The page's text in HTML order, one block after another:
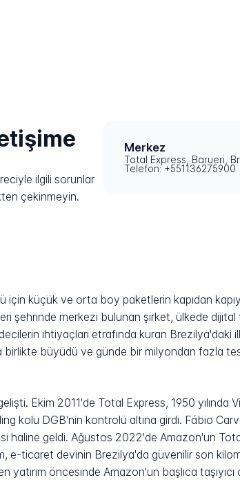
ilgili sorunlar
çekinmeyin.
Merkez
Total Express, Barueri,
Telefon: +551136275900
küçük ve orta boy paketlerin kapıdan
şehrinde merkezi bulunan şirket, ülkede
ihtiyaçları etrafında kuran Brezilya'daki
büyüdü ve günde bir milyondan fazla
Ekim 2011'de Total Express, 1950 yılında
kolu DGB'nin kontrolü altına girdi. Fábio
haline geldi. Ağustos 2022'de Amazon'un
e-ticaret devinin Brezilya'da güvenilir son
öncesinde Amazon'un başlıca